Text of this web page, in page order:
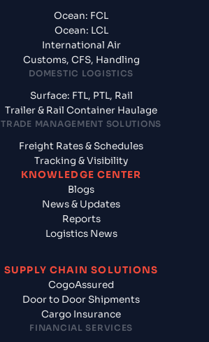
Ocean: FCL
Ocean: LCL
International Air
Customs, CFS, Handling
DOMESTIC LOGISTICS
Surface: FTL, PTL, Rail
Trailer & Rail Container Haulage
TRADE MANAGEMENT SOLUTIONS
Freight Rates & Schedules
Tracking & Visibility
KNOWLEDGE CENTER
Blogs
News & Updates
Reports
Logistics News
SUPPLY CHAIN SOLUTIONS
CogoAssured
Door to Door Shipments
Cargo Insurance
FINANCIAL SERVICES